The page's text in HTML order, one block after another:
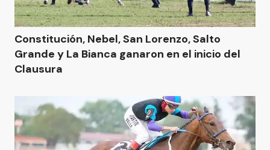
Constitución, Nebel, San Lorenzo, Salto
Grande y La Bianca ganaron en el inicio del
Clausura